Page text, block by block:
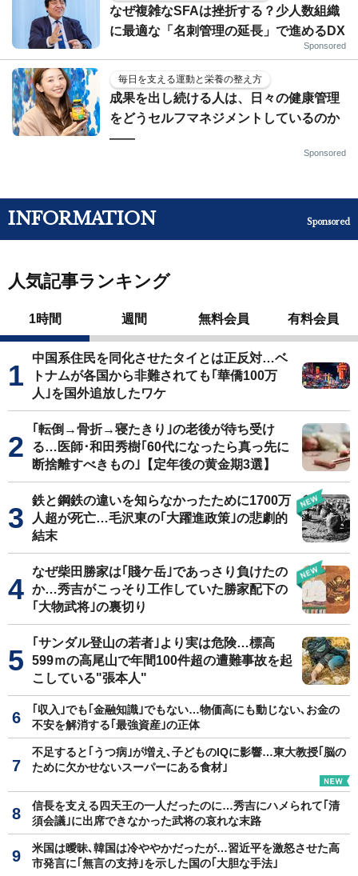
なぜ複雑なSFAは挫折する？少人数組織
に最適な「名刺管理の延長」で進めるDX
Sponsored
毎日を支える運動と栄養の整え方
成果を出し続ける人は、日々の健康管理
をどうセルフマネジメントしているのか
——
Sponsored
INFORMATION Sponsored
人気記事ランキング
1時間 週間 無料会員 有料会員
中国系住民を同化させたタイとは正反対…ベ
トナムが各国から非難されても｢華僑100万
人｣を国外追放したワケ
｢転倒→骨折→寝たきり｣の老後が待ち受け
る…医師･和田秀樹｢60代になったら真っ先に
断捨離すべきもの｣【定年後の黄金期3選】
鉄と鋼鉄の違いを知らなかったために1700万
人超が死亡…毛沢東の｢大躍進政策｣の悲劇的
結末
なぜ柴田勝家は｢賤ケ岳｣であっさり負けたの
か…秀吉がこっそり工作していた勝家配下の
｢大物武将｣の裏切り
｢サンダル登山の若者｣より実は危険…標高
599ｍの高尾山で年間100件超の遭難事故を起
こしている"張本人"
｢収入｣でも｢金融知識｣でもない…物価高にも動じない､お金の
不安を解消する｢最強資産｣の正体
不足すると｢うつ病｣が増え､子どものIQに影響…東大教授｢脳の
ために欠かせないスーパーにある食材｣
信長を支える四天王の一人だったのに…秀吉にハメられて｢清
須会議｣に出席できなかった武将の哀れな末路
米国は曖昧､韓国は冷ややかだったが…習近平を激怒させた高
市発言に｢無言の支持｣を示した国の｢大胆な手法｣